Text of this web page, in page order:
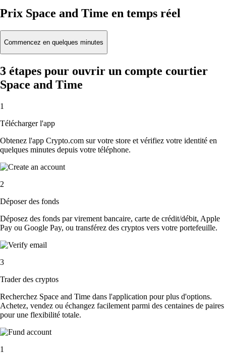
Prix Space and Time en temps réel
Commencez en quelques minutes
3 étapes pour ouvrir un compte courtier
Space and Time
1
Télécharger l'app
Obtenez l'app Crypto.com sur votre store et vérifiez votre identité en
quelques minutes depuis votre téléphone.
2
Déposer des fonds
Déposez des fonds par virement bancaire, carte de crédit/débit, Apple
Pay ou Google Pay, ou transférez des cryptos vers votre portefeuille.
3
Trader des cryptos
Recherchez Space and Time dans l'application pour plus d'options.
Achetez, vendez ou échangez facilement parmi des centaines de paires
pour une flexibilité totale.
1